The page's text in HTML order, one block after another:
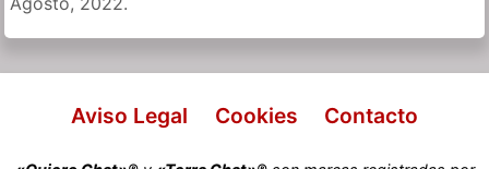
Aviso Legal Cookies Contacto